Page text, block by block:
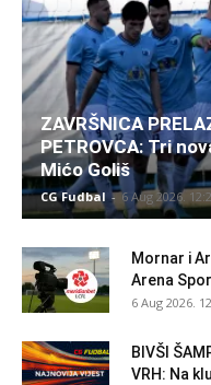
ZAVRŠNICA
PETROVCA: Tri
Mićo Goliš
CG Fudbal - 6 Aug 2026.
Mornar i
Arena
6 Aug 2026.
BIVŠI
VRH: Na